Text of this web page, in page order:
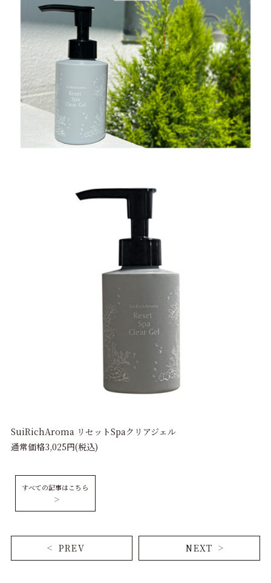
SuiRichAroma リセットSpaクリアジェル
通常価格3,025円(税込)
すべての記事はこちら
PREV NEXT